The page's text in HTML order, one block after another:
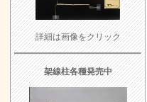
詳細は画像をクリック
架線柱各種発売中